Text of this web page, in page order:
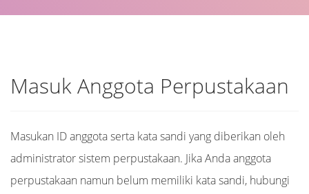
Masuk Anggota Perpustakaan
Masukan ID anggota serta kata sandi yang diberikan oleh
administrator sistem perpustakaan. Jika Anda anggota
perpustakaan namun belum memiliki kata sandi, hubungi